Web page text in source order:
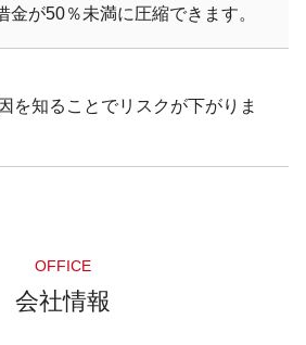
金が50％未満に圧縮できます。
を知ることでリスクが下がりま
OFFICE
会社情報